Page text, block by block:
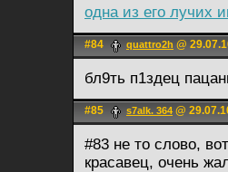
одна из его лучих
#84 quattro2h @
бл9ть п1здец
#85 s7alk. 364 @
#83 не то слово,
красавец, очень